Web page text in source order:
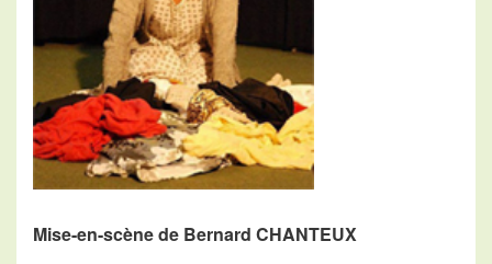
Mise-en-scène de Bernard CHANTEUX